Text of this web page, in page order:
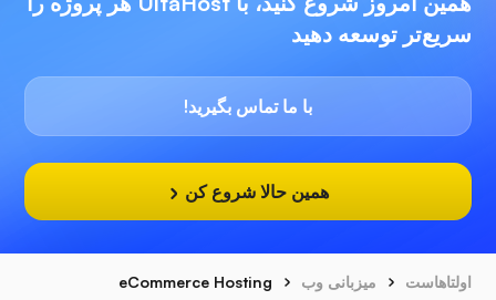
سریع‌تر توسعه دهید
با ما تماس بگیرید!
همین حالا شروع کن
اولتاهاست میزبانی وب eCommerce Hosting